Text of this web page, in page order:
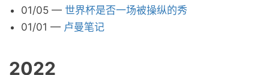
01/05 — 世界杯是否一场被操纵的秀
01/01 — 卢曼笔记
2022